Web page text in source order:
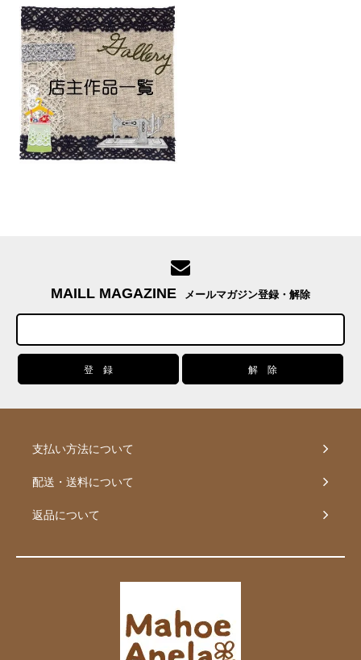
MAILL MAGAZINE メールマガジン登録・解除
支払い方法について
配送・送料について
返品について